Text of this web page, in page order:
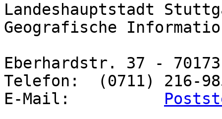
Landeshauptstadt
Geografische
Eberhardstr. 37 -
Telefon:  (0711) 216-
E-Mail: